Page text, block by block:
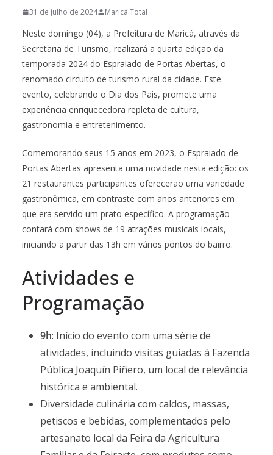
31 de julho de 2024 Maricá Total
Neste domingo (04), a Prefeitura de Maricá, através da
Secretaria de Turismo, realizará a quarta edição da
temporada 2024 do Espraiado de Portas Abertas, o
renomado circuito de turismo rural da cidade. Este
evento, celebrando o Dia dos Pais, promete uma
experiência enriquecedora repleta de cultura,
gastronomia e entretenimento.
Comemorando seus 15 anos em 2023, o Espraiado de
Portas Abertas apresenta uma novidade nesta edição: os
21 restaurantes participantes oferecerão uma variedade
gastronômica, em contraste com anos anteriores em
que era servido um prato específico. A programação
contará com shows de 19 atrações musicais locais,
iniciando a partir das 13h em vários pontos do bairro.
Atividades e
Programação
9h: Início do evento com uma série de
atividades, incluindo visitas guiadas à Fazenda
Pública Joaquín Piñero, um local de relevância
histórica e ambiental.
Diversidade culinária com caldos, massas,
petiscos e bebidas, complementados pelo
artesanato local da Feira da Agricultura